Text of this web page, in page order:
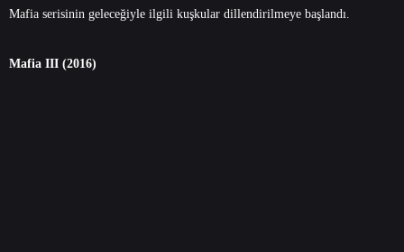
Mafia serisinin geleceğiyle ilgili kuşkular dillendirilmeye başlandı.
Mafia III (2016)